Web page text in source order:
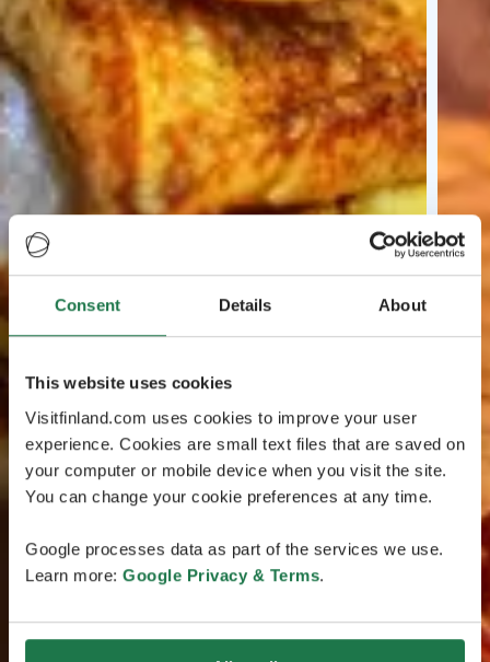
Consent Details About
This website uses cookies
Visitfinland.com uses cookies to improve your user
experience. Cookies are small text files that are saved on
your computer or mobile device when you visit the site.
You can change your cookie preferences at any time.
Google processes data as part of the services we use.
Learn more: Google Privacy & Terms.